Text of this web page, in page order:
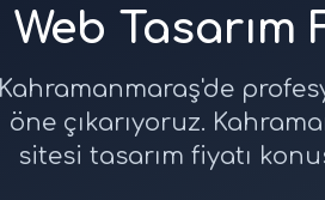
Web Tasarım
Kahramanmaraş'de
öne çıkarıyoruz.
sitesi tasarım fiyatı